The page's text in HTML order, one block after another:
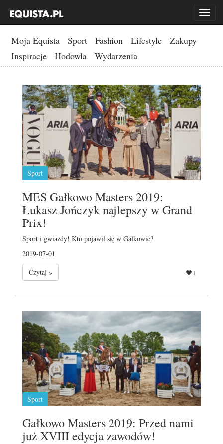
Toggle
Moja Equista Sport Fashion Lifestyle
Zakupy
Inspiracje
Hodowla Wydarzenia
Sport
MES Gałkowo Masters 2019:
Łukasz Jończyk najlepszy w Grand
Prix!
Sport i gwiazdy! Kto pojawił się w Gałkowie?
2019-07-01
Czytaj »
1
Sport
Gałkowo Masters 2019: Przed nami
już XVIII edycja zawodów!